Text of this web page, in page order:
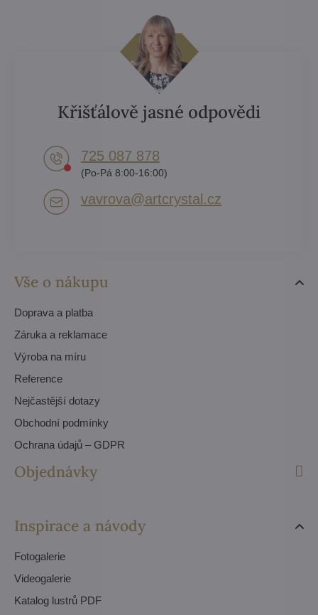
Vše o nákupu
Doprava a platba
Záruka a reklamace
Výroba na míru
Reference
Nejčastější dotazy
Obchodní podmínky
Ochrana údajů – GDPR
Objednávky
Inspirace a návody
Fotogalerie
Videogalerie
Katalog lustrů PDF
Křišťálově jasné odpovědi
725 087 878​
(Po-Pá 8:00-16:00)
vavrova​@artcrystal​.cz